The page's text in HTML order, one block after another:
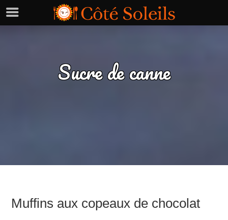
Sucre de canne
Muffins aux copeaux de chocolat